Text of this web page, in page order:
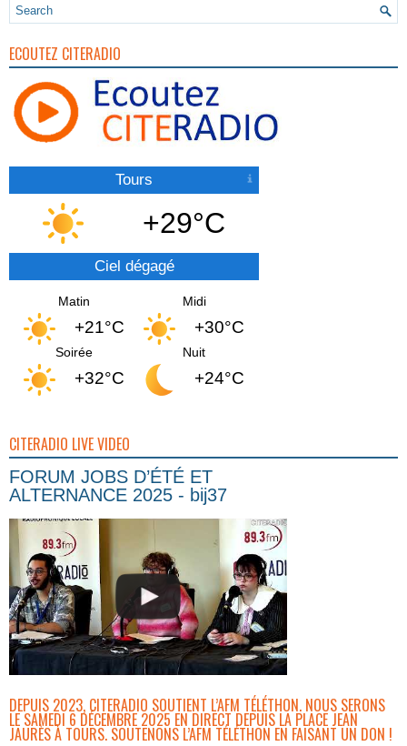
ECOUTEZ CITERADIO
Tours
+29°C
Ciel dégagé
Matin
+21°C
Midi
+30°C
Soirée
+32°C
Nuit
+24°C
CITERADIO LIVE VIDEO
FORUM JOBS D’ÉTÉ ET
ALTERNANCE 2025 - bij37
DEPUIS 2023, CITERADIO SOUTIENT L’AFM TÉLÉTHON. NOUS SERONS
LE SAMEDI 6 DÉCEMBRE 2025 EN DIRECT DEPUIS LA PLACE JEAN
JAURÈS À TOURS. SOUTENONS L’AFM TÉLÉTHON EN FAISANT UN DON !